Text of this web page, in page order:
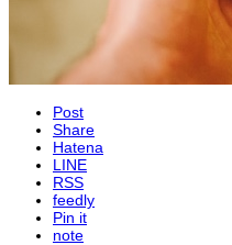
Post
Share
Hatena
LINE
RSS
feedly
Pin it
note